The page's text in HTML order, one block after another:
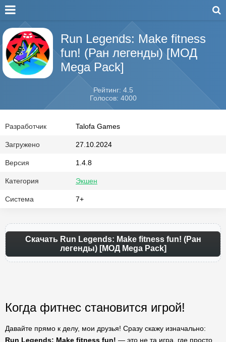
Run Legends: Make fitness
fun! (Ран легенды) [МОД
Mega Pack]
Рейтинг: 4.5
Голосов: 4000
Разработчик Talofa Games
Загружено 27.10.2024
Версия 1.4.8
Категория Экшен
Система 7+
Скачать Run Legends: Make fitness fun! (Ран
легенды) [МОД Mega Pack]
Когда фитнес становится игрой!
Давайте прямо к делу, мои друзья! Сразу скажу изначально:
Run Legends: Make fitness fun! — это не та игра, где просто